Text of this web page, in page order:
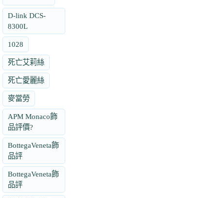
D-link DCS-
8300L
1028
死亡艾莉絲
死亡愛麗絲
麥當勞
APM Monaco飾
品評價?
BottegaVeneta飾
品評
BottegaVeneta飾
品評